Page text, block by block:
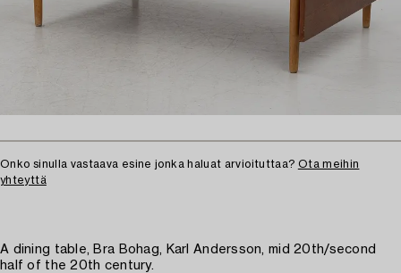
Onko sinulla vastaava esine jonka haluat arvioituttaa? Ota meihin
yhteyttä
A dining table, Bra Bohag, Karl Andersson, mid 20th/second
half of the 20th century.